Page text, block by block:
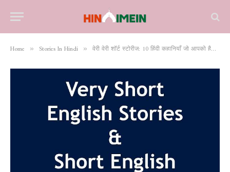
Home » Stories In Hindi » वेरी वेरी शॉर्ट स्टोरीज़: 10 हिंदी कहानियाँ जो आपको हैरान कर देंगी